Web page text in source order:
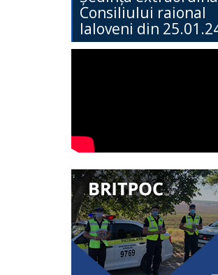
Consiliului raional
Ialoveni din